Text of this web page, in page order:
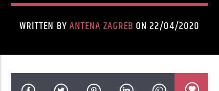
WRITTEN BYANTENA ZAGREB ON 22/04/2020